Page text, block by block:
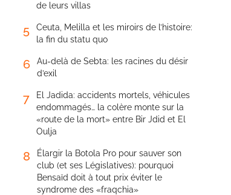
de leurs villas
5
Ceuta, Melilla et les miroirs de l’histoire:
la fin du statu quo
6
Au-delà de Sebta: les racines du désir
d’exil
7
El Jadida: accidents mortels, véhicules
endommagés… la colère monte sur la
«route de la mort» entre Bir Jdid et El
Oulja
8
Élargir la Botola Pro pour sauver son
club (et ses Législatives): pourquoi
Bensaïd doit à tout prix éviter le
syndrome des «fraqchia»